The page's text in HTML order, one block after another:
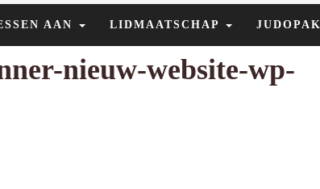
AAN LIDMAATSCHAP JUDOPAK
nieuw-website-wp-